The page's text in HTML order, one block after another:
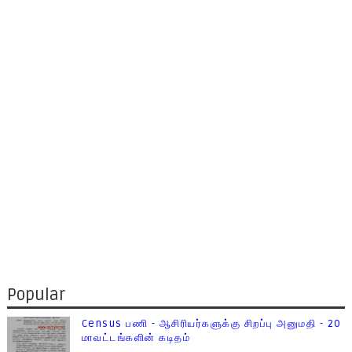
Popular
Census பணி - ஆசிரியர்களுக்கு சிறப்பு அனுமதி - 20
மாவட்டங்களின் கடிதம்